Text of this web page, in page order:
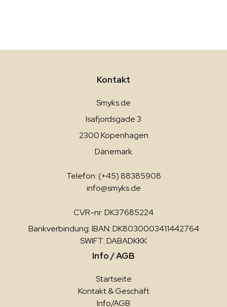
Kontakt
Smyks.de
Isafjordsgade 3
2300 Kopenhagen
Dänemark
Telefon: (+45) 88385908
info@smyks.de
CVR-nr: DK37685224
Bankverbindung: IBAN: DK8030003411442764
SWIFT: DABADKKK
Info / AGB
Startseite
Kontakt & Geschäft
Info/AGB